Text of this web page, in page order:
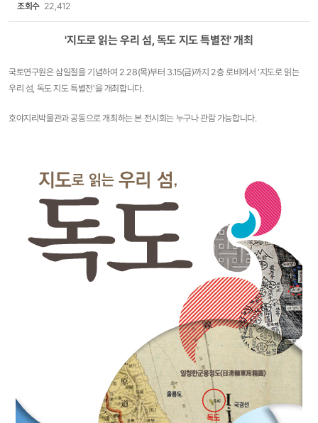
조회수 22,412
'지도로 읽는 우리 섬, 독도 지도 특별전' 개최
국토연구원은 삼일절을 기념하여 2.28(목)부터 3.15(금)까지 2층 로비에서 '지도로 읽는
우리 섬, 독도 지도 특별전'을 개최합니다.
호야지리박물관과 공동으로 개최하는 본 전시회는 누구나 관람 가능합니다.